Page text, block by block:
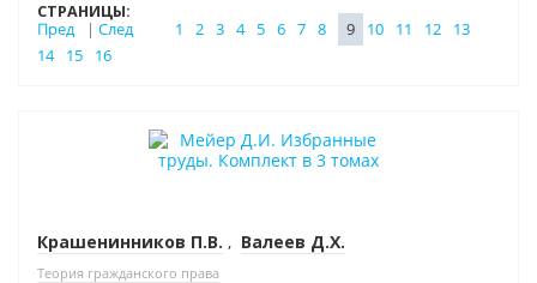
СТРАНИЦЫ:
Пред
| След 1 2 3 4 5 6 7 8 9 10 11 12
13
14
15 16
Крашенинников П.В. , Валеев Д.Х.
Теория гражданского права